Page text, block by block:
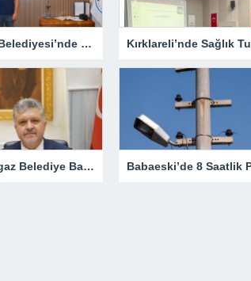
Kavaklı Belediyesi’nde Fahri Özkan Ziyareti
Lüleburgaz Belediye Başkanı Murat Gerenli CHP’den İstifa Etti